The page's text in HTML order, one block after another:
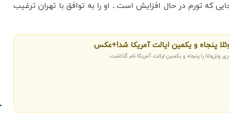
که تورم در حال افزایش است ـ او را به توافق با تهران ترغیب
پنجاه و یکمین ایالت آمریکا شد!+عکس
ونزوئلا را پنجاه و یکمین ایالت آمریکا نام گذاشت.